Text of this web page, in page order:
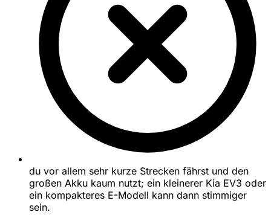
du vor allem sehr kurze Strecken fährst und den
großen Akku kaum nutzt; ein kleinerer Kia EV3 oder
ein kompakteres E-Modell kann dann stimmiger
sein.